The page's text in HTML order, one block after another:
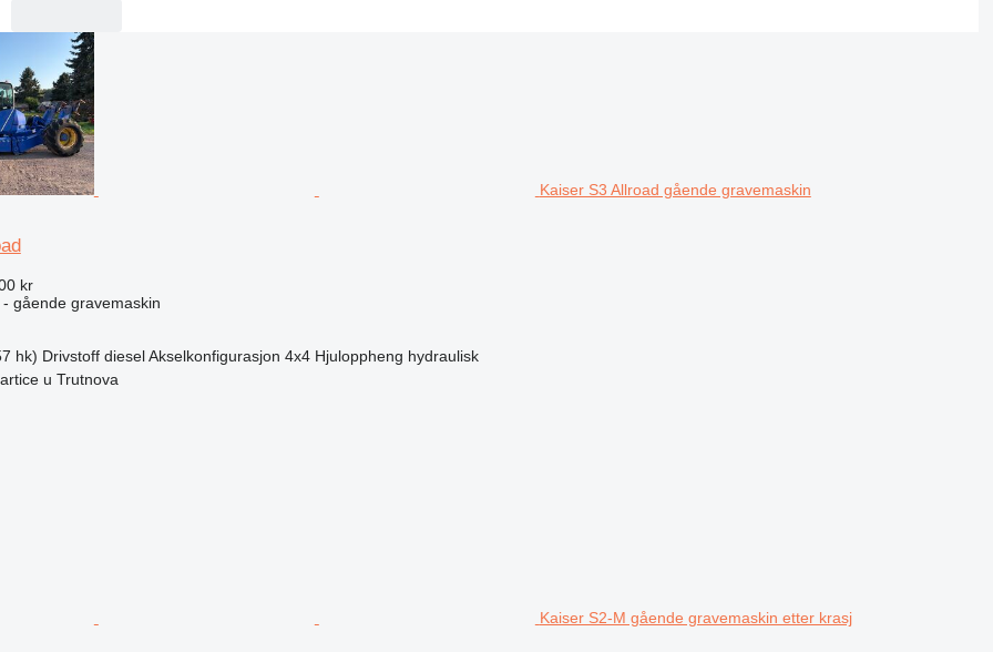
Kaiser S3 Allroad gående gravemaskin
kr
gående gravemaskin
hk) Drivstoff diesel Akselkonfigurasjon 4x4 Hjuloppheng hydraulisk
u Trutnova
Kaiser S2-M gående gravemaskin etter krasj